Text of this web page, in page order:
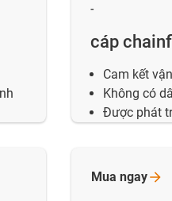
-
cáp
Cam kết
Không có
Được phát
Mua ngay